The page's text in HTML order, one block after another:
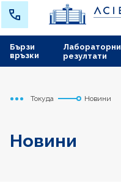
Лабораторни
резултати
Бързи
връзки
Начало
Токуда Новини
Новини